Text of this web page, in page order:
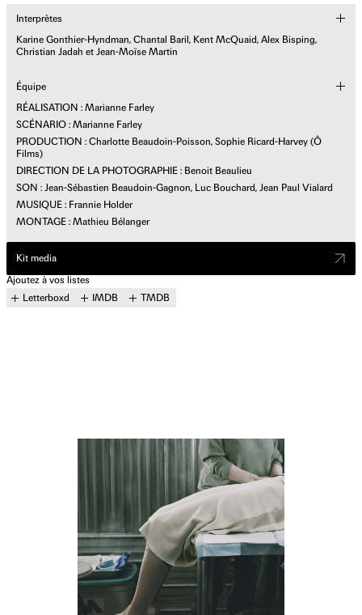
Interprètes
Karine Gonthier-Hyndman, Chantal Baril, Kent McQuaid, Alex Bisping,
Christian Jadah et Jean-Moïse Martin
Équipe
RÉALISATION : Marianne Farley
SCÉNARIO : Marianne Farley
PRODUCTION : Charlotte Beaudoin-Poisson, Sophie Ricard-Harvey (Ô
Films)
DIRECTION DE LA PHOTOGRAPHIE : Benoit Beaulieu
SON : Jean-Sébastien Beaudoin-Gagnon, Luc Bouchard, Jean Paul Vialard
MUSIQUE : Frannie Holder
MONTAGE : Mathieu Bélanger
Kit media
Ajoutez à vos listes
Letterboxd
IMDB TMDB